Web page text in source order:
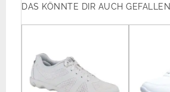
DAS KÖNNTE DIR AUCH GEFALLEN